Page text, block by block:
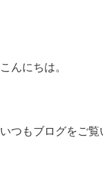
こんにちは。
いつもブログをご覧